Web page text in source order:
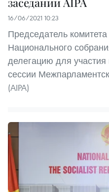
16/06/2021 10:23
Председатель
Национального
делегацию для участия
сессии
(AIPA)